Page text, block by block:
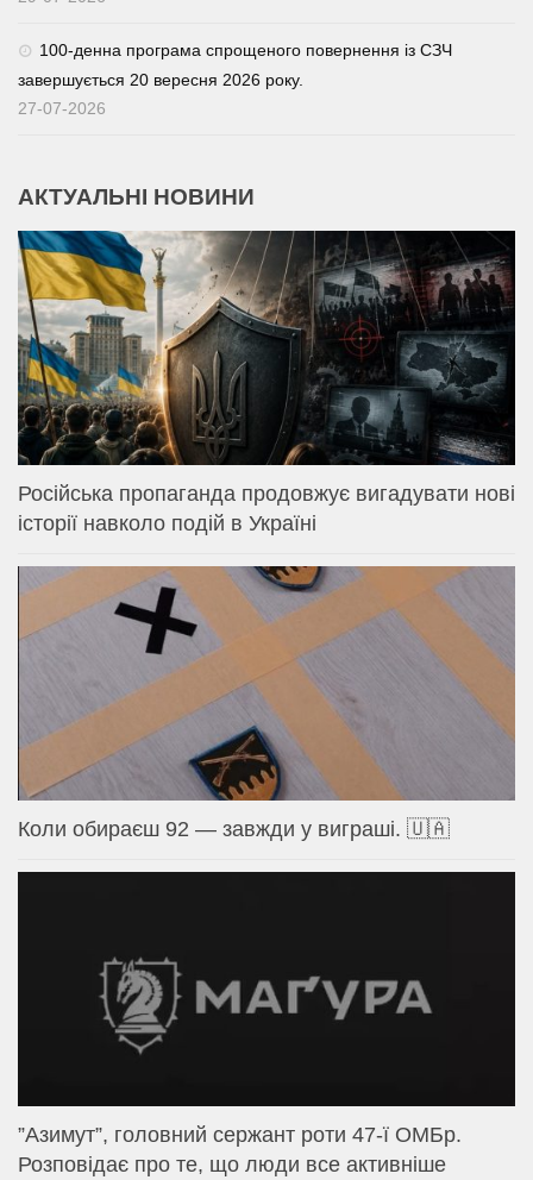
100-денна програма спрощеного повернення із СЗЧ
завершується 20 вересня 2026 року.
27-07-2026
АКТУАЛЬНІ НОВИНИ
Російська пропаганда продовжує вигадувати нові
історії навколо подій в Україні
Коли обираєш 92 — завжди у виграші. 🇺🇦
⁨”Азимут”, головний сержант роти 47-ї ОМБр.
Розповідає про те, що люди все активніше